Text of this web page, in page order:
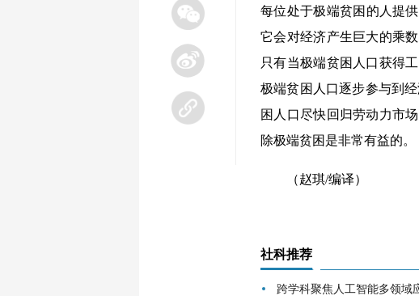
每位处于极端贫困的人提
它会对经济产生巨大的乘
只有当极端贫困人口获得
极端贫困人口逐步参与到
困人口尽快回归劳动力市
除极端贫困是非常有益的。
（赵琪/编译）
社科推荐
跨学科聚焦人工智能多领域